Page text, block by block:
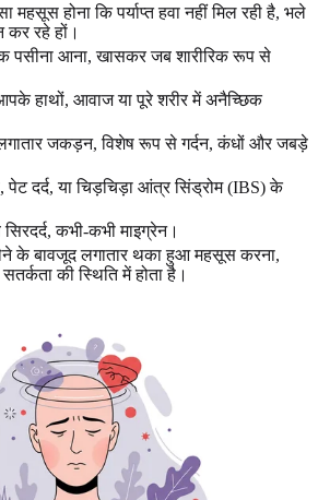
महसूस होना कि पर्याप्त हवा नहीं मिल रही है, भले
कर रहे हों।
पसीना आना, खासकर जब शारीरिक रूप से
हाथों, आवाज या पूरे शरीर में अनैच्छिक
जकड़न, विशेष रूप से गर्दन, कंधों और जबड़े
पेट दर्द, या चिड़चिड़ा आंत्र सिंड्रोम (IBS) के
कभी-कभी माइग्रेन।
लेने के बावजूद लगातार थका हुआ महसूस करना,
की स्थिति में होता है।